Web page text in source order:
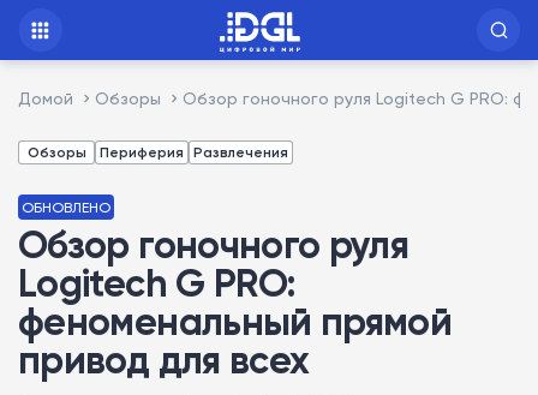
Домой Обзоры Обзор гоночного руля Logitech G PRO:
Обзоры Периферия Развлечения
ОБНОВЛЕНО
Обзор гоночного руля
Logitech G PRO:
феноменальный прямой
привод для всех